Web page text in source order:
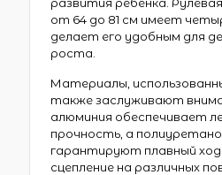
от 64 до 81 см имеет
делает его удобным для
роста.
Материалы,
также заслуживают
алюминия обеспечивает
прочность, а
гарантируют плавный
сцепление на различных